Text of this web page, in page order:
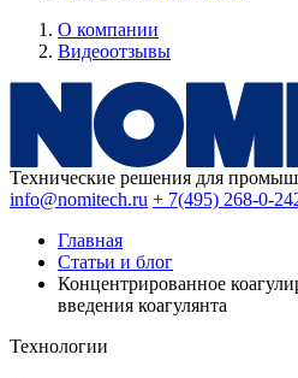
О компании
Видеоотзывы
Технические решения для
info@nomitech.ru + 7(495) 268-0-
Главная
Статьи и блог
Концентрированное
введения коагулянта
Технологии